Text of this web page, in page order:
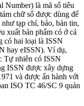
Number) là mã số tiêu
chữ số được dùng để
tạp chí, báo, bản tin,
xuất bản phẩm có ở cả
có hai loại là ISSN
hay eISSN). Ví dụ,
Tự nhiên có ISSN
ISSN được xây dựng
và được ấn hành với
ISO TC 46/SC 9 quản